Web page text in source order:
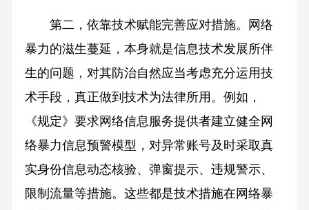
第二，依靠技术赋能完善应对措施。网络
暴力的滋生蔓延，本身就是信息技术发展所伴
生的问题，对其防治自然应当考虑充分运用技
术手段，真正做到技术为法律所用。例如，
《规定》要求网络信息服务提供者建立健全网
络暴力信息预警模型，对异常账号及时采取真
实身份信息动态核验、弹窗提示、违规警示、
限制流量等措施。这些都是技术措施在网络暴